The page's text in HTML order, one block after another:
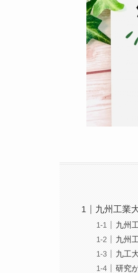
九州工業
九州
九州
九工
研究